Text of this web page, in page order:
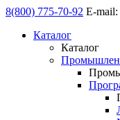
8(800) 775-70-92 E-mail:
Каталог
Каталог